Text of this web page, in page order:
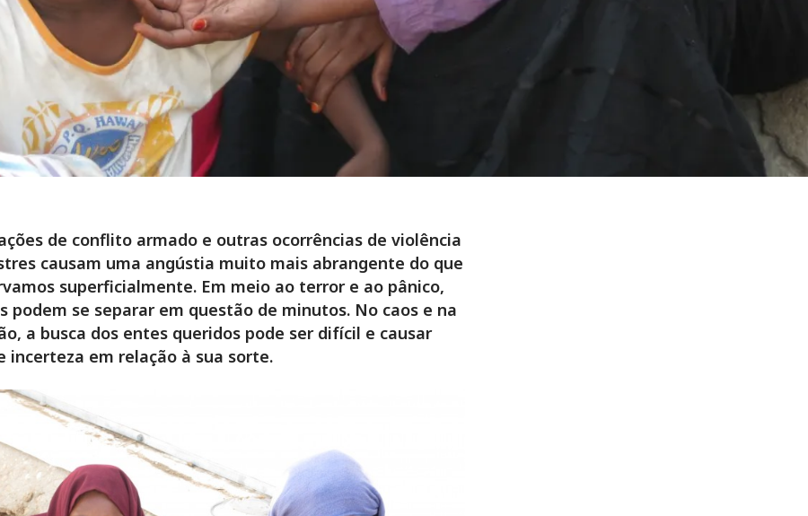
de conflito armado e outras ocorrências de violência
causam uma angústia muito mais abrangente do que
superficialmente. Em meio ao terror e ao pânico,
podem se separar em questão de minutos. No caos e na
a busca dos entes queridos pode ser difícil e causar
incerteza em relação à sua sorte.